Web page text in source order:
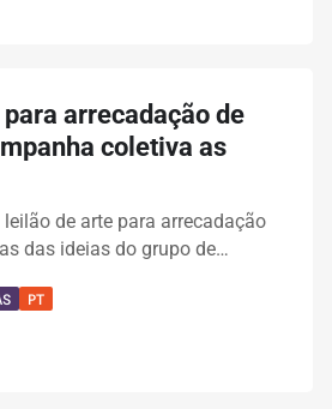
arrecadação de
coletiva as
de arte para arrecadação
das ideias do grupo de…
PT